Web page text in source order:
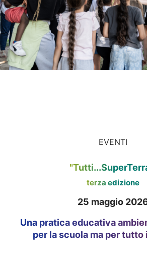
EVENTI
terza edizione
25 maggio
Una pratica educativa
per la scuola ma per tutto